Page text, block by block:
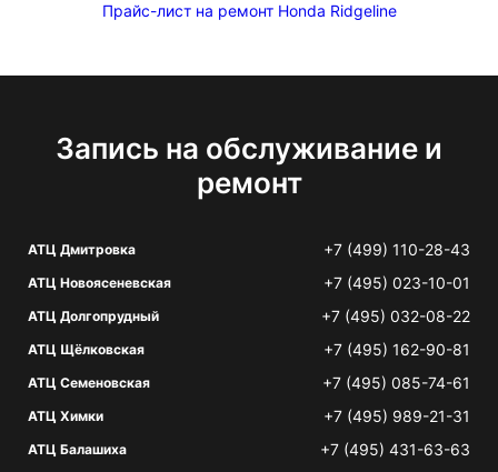
Прайс-лист на ремонт Honda Ridgeline
Запись на обслуживание и
ремонт
АТЦ Дмитровка +7 (499) 110-28-43
АТЦ Новоясеневская +7 (495) 023-10-01
АТЦ Долгопрудный +7 (495) 032-08-22
АТЦ Щёлковская +7 (495) 162-90-81
АТЦ Семеновская +7 (495) 085-74-61
АТЦ Химки +7 (495) 989-21-31
АТЦ Балашиха +7 (495) 431-63-63